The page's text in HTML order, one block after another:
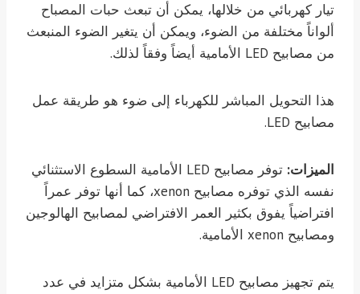
تيار كهربائي من خلالها، يمكن أن تبعث حبات المصباح
ألواناً مختلفة من الضوء، ويمكن أن يتغير الضوء المنبعث
من مصابيح LED الأمامية أيضاً وفقاً لذلك.
هذا التحويل المباشر للكهرباء إلى ضوء هو طريقة عمل
مصابيح LED.
الميزات:
توفر مصابيح LED الأمامية السطوع الاستثنائي
نفسه الذي توفره مصابيح xenon، كما أنها توفر عمراً
افتراضياً يفوق بكثير العمر الافتراضي لمصابيح الهالوجين
ومصابيح xenon الأمامية.
يتم تجهيز مصابيح LED الأمامية بشكل متزايد في عدد